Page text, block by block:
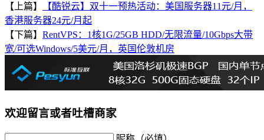
【上篇】
【酷锐云】双十一预热活动：美国服务器11元/月，
香港服务器24元/月起
【下篇】 RentVPS：1核1G/25GB HDD/无限流量/10Gbps大带
宽/可选Windows/5美元/月，英国伦敦机房
欢迎留言或者吐槽商家